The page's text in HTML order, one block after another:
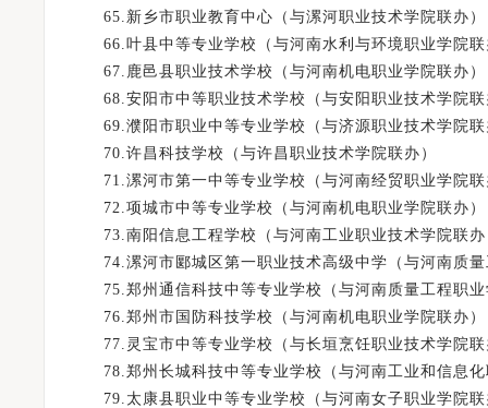
65.新乡市职业教育中心（与漯河职业技术学院联办）
66.叶县中等专业学校（与河南水利与环境职业学院联
67.鹿邑县职业技术学校（与河南机电职业学院联办）
68.安阳市中等职业技术学校（与安阳职业技术学院联
69.濮阳市职业中等专业学校（与济源职业技术学院联
70.许昌科技学校（与许昌职业技术学院联办）
71.漯河市第一中等专业学校（与河南经贸职业学院联
72.项城市中等专业学校（与河南机电职业学院联办）
73.南阳信息工程学校（与河南工业职业技术学院联办
74.漯河市郾城区第一职业技术高级中学（与河南质量
75.郑州通信科技中等专业学校（与河南质量工程职业
76.郑州市国防科技学校（与河南机电职业学院联办）
77.灵宝市中等专业学校（与长垣烹饪职业技术学院联
78.郑州长城科技中等专业学校（与河南工业和信息化
79.太康县职业中等专业学校（与河南女子职业学院联